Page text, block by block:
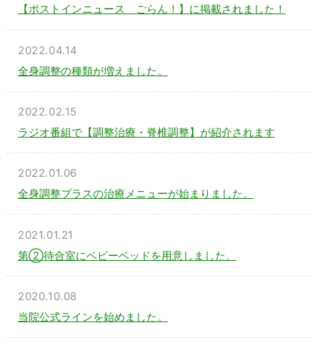
【ポストインニュース ごらん！】に掲載されました！
2022.04.14
全身調整の種類が増えました。
2022.02.15
ラジオ番組で【調整治療・脊椎調整】が紹介されます
2022.01.06
全身調整プラスの治療メニューが始まりました。
2021.01.21
第②待合室にベビーベッドを用意しました。
2020.10.08
当院公式ラインを始めました。